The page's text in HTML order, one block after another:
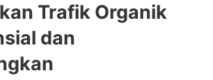
Trafik Organik
dan